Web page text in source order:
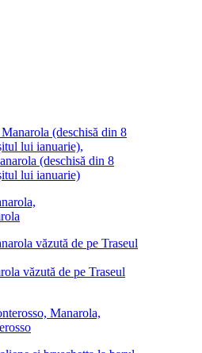
(deschisă din 8
lui ianuarie)
văzută de pe Traseul